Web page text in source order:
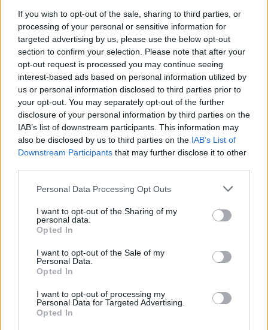
If you wish to opt-out of the sale, sharing to third parties, or
processing of your personal or sensitive information for
targeted advertising by us, please use the below opt-out
section to confirm your selection. Please note that after your
opt-out request is processed you may continue seeing
interest-based ads based on personal information utilized by
us or personal information disclosed to third parties prior to
your opt-out. You may separately opt-out of the further
disclosure of your personal information by third parties on the
IAB’s list of downstream participants. This information may
also be disclosed by us to third parties on the IAB’s List of
Downstream Participants that may further disclose it to other
Please note that this website/app uses one or more Google
not limited to your visit or usage behaviour. You may click to
grant or deny consent to Google and its third-party tags to
use your data for below specified purposes in below Google
consent section.
Personal Data Processing Opt Outs
I want to opt-out of the Sharing of my
personal data.
Opted In
I want to opt-out of the Sale of my
Personal Data.
Opted In
I want to opt-out of processing my
Personal Data for Targeted Advertising.
Opted In
Είσοδος: 5 ευρώ
*Δημοσιεύθηκε στη "ΜτΚ" στις 19 Μαΐου 2019
Κάνε κλικ και δες περισσότεροemakedonia.grστην
αναζήτηση τηςGoogle
Πρόσθεσέ το στην Google
ΠΟΛΙΤΙΣΜΟΣ